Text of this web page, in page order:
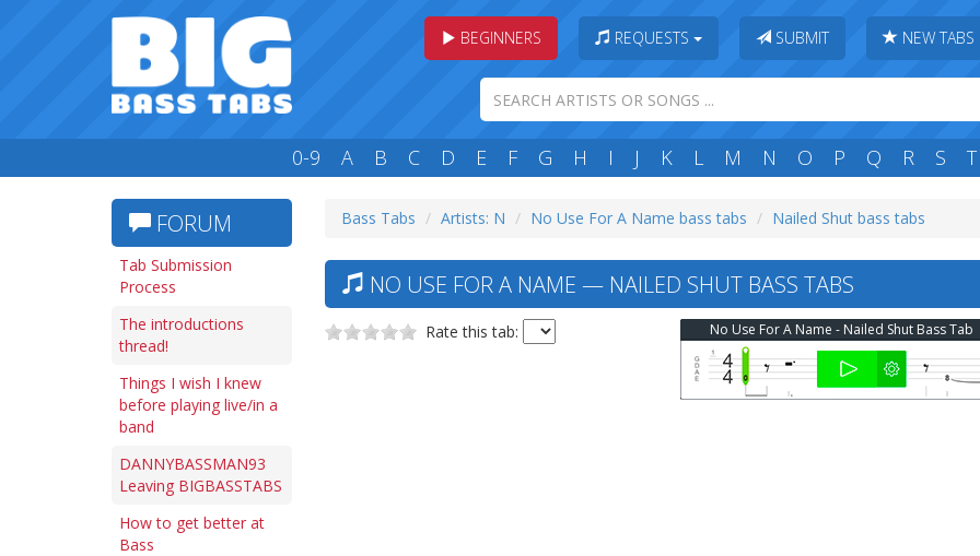
BEGINNERS REQUESTS SUBMIT NEW TABS
0-9 A B C D E F G H I J K L M N O P Q R S T
FORUM
Tab Submission
Process
The introductions
thread!
Things I wish I knew
before playing live/in a
band
DANNYBASSMAN93
Leaving BIGBASSTABS
How to get better at
Bass
Bass Tabs Artists: N No Use For A Name bass tabs Nailed Shut bass tabs
NO USE FOR A NAME — NAILED SHUT BASS TABS
Rate this tab: No Use For A Name - Nailed Shut Bass Tab